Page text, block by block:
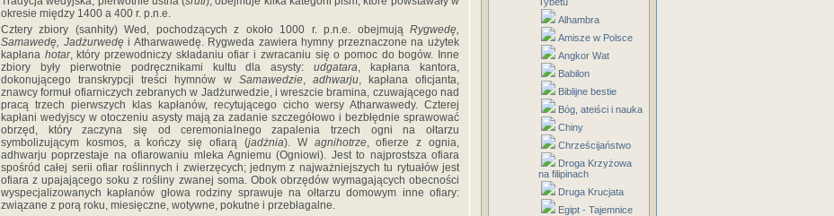
okresie między 1400 a 400 r. p.n.e.
Cztery zbiory (sanhity) Wed, pochodzących z około 1000 r. p.n.e. obejmują Rygwedę,
Samawedę, Jadżurwedęi Atharwawedę. Rygweda zawiera hymny przeznaczone na użytek
kapłana hotar, który przewodniczy składaniu ofiar i zwracaniu się o pomoc do bogów. Inne
zbiory były pierwotnie podręcznikami kultu dla asysty:udgatara, kapłana kantora,
dokonującego transkrypcji treści hymnów w Samawedzie, adhwarju, kapłana oficjanta,
znawcy formuł ofiarniczych zebranych w Jadżurwedzie, i wreszcie bramina, czuwającego nad
pracą trzech pierwszych klas kapłanów, recytującego cicho wersy Atharwawedy. Czterej
kapłani wedyjscy w otoczeniu asysty mają za zadanie szczegółowo i bezbłędnie sprawować
obrzęd, który zaczyna się od ceremonialnego zapalenia trzech ogni na ołtarzu
symbolizującym kosmos, a kończy się ofiarą (jadżnia). W agnihotrze, ofierze z ognia,
adhwarju poprzestaje na ofiarowaniu mleka Agniemu (Ogniowi). Jest to najprostsza ofiara
spośród całej serii ofiar roślinnych i zwierzęcych; jednym z najważniejszych tu rytuałów jest
ofiara z upajającego soku z rośliny zwanej soma. Obok obrzędów wymagających obecności
wyspecjalizowanych kapłanów głowa rodziny sprawuje na ołtarzu domowym inne ofiary:
związane z porą roku, miesięczne, wotywne, pokutne i przebłagalne.
Alhambra
Amisze w Polsce
Angkor Wat
Babilon
Biblijne bestie
Bóg, ateiści i nauka
Chiny
Chrześcijaństwo
Droga Krzyżowa
na filipinach
Druga Krucjata
Egipt - Tajemnice